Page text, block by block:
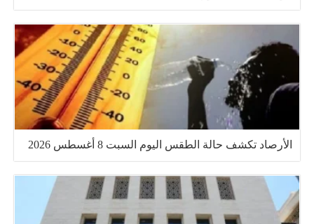
الأرصاد تكشف حالة الطقس اليوم السبت 8 أغسطس 2026